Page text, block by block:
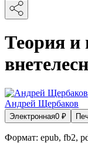
Теория и
Андрей Щербаков
Электронная0 ₽
Формат: epub, fb2,